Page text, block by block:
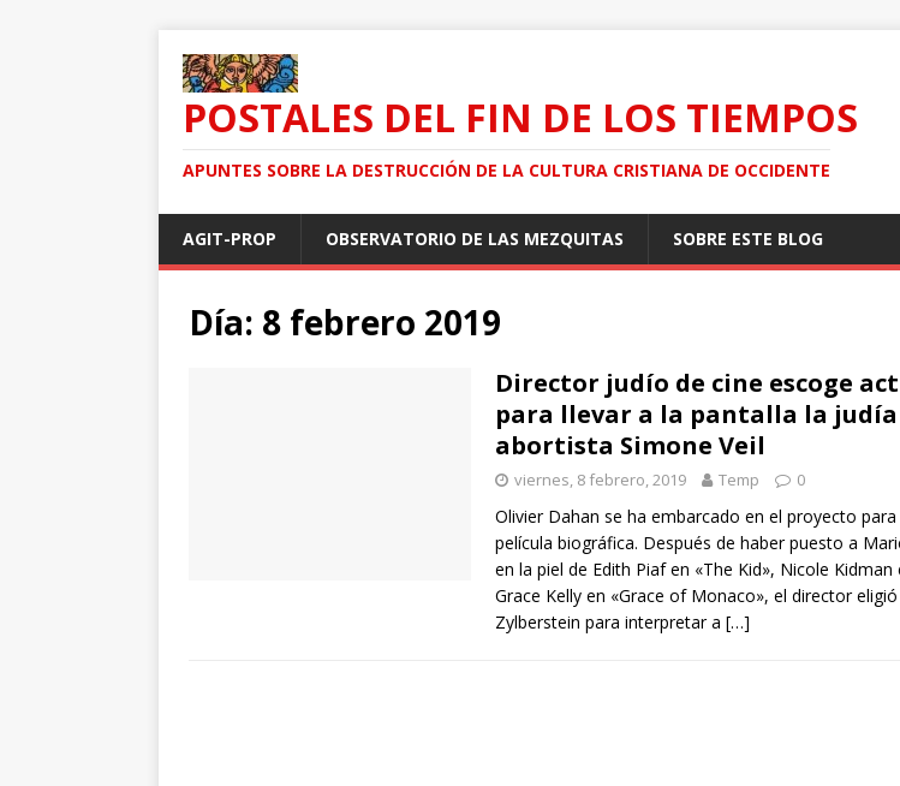
POSTALES DEL FIN DE LOS TIEMPOS
APUNTES SOBRE LA DESTRUCCIÓN DE LA CULTURA CRISTIANA DE OCCIDENTE
AGIT-PROP OBSERVATORIO DE LAS MEZQUITAS SOBRE ESTE BLOG
Día: 8 febrero 2019
Director judío de cine escoge
para llevar a la pantalla la judía
abortista Simone Veil
viernes, 8 febrero, 2019 Temp 0
Olivier Dahan se ha embarcado en el proyecto para
película biográfica. Después de haber puesto a
en la piel de Edith Piaf en «The Kid», Nicole Kidman
Grace Kelly en «Grace of Monaco», el director eligió
Zylberstein para interpretar a […]